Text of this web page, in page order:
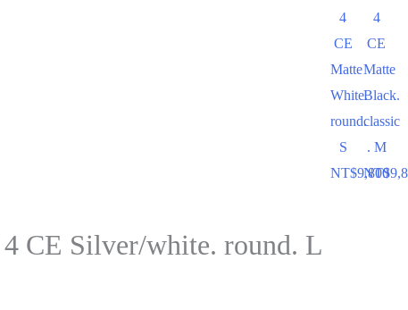
4
CE
Matte
White.
round.
S
NT$9,800
4
CE
Matte
Black.
classic
. M
NT$
CE Silver/white. round. L